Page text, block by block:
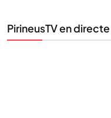
PirineusTV en directe